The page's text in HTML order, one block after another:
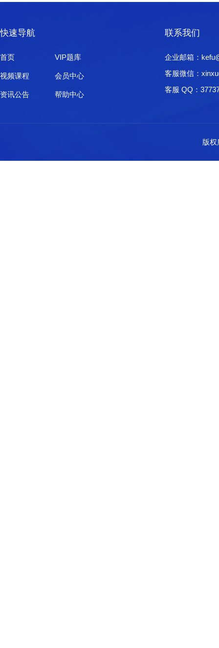
快速导航
首页 VIP题库
视频课程 会员中心
资讯公告 帮助中心
联系我们
企业邮箱：
客服微信：
客服 QQ：
版权